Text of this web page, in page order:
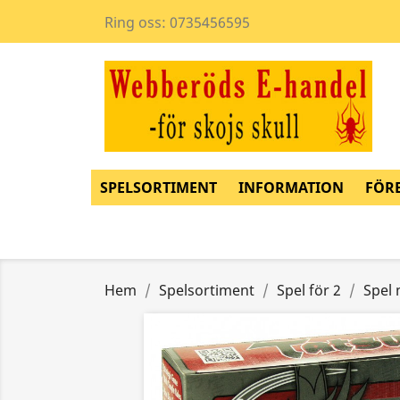
Ring oss: 0735456595
SPELSORTIMENT INFORMATION
Hem Spelsortiment Spel för 2 Spel